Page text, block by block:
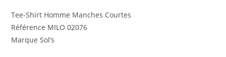
Tee-Shirt Homme Manches Courtes
Référence MILO 02076
Marque Sol’s